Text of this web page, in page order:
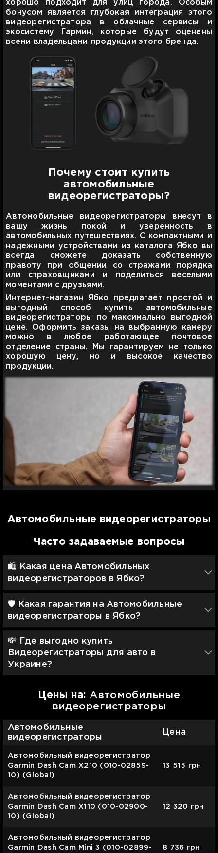
хорошо подходит для улиц города. Особым
бонусом является глубокая интеграция этого
видеорегистратора в облачные сервисы и
экосистему Гармин, которые будут оценены
всеми владельцами продукции этого бренда.
Почему стоит купить
автомобильные
видеорегистраторы?
Автомобильные видеорегистраторы внесут в
вашу жизнь покой и уверенность в
автомобильных путешествиях. С компактными и
надежными устройствами из каталога Ябко вы
всегда сможете доказать собственную
правоту при общении со стражами порядка
или страховщиками и поделиться веселыми
моментами с друзьями.
Интернет-магазин Ябко предлагает простой и
выгодный способ купить автомобильные
видеорегистраторы по максимально выгодной
цене. Оформить заказы на выбранную камеру
можно в любое работающее почтовое
отделение страны. Мы гарантируем не только
хорошую цену, но и высокое качество
продукции.
Автомобильные видеорегистраторы
Часто задаваемые вопросы
🛍️ Какая цена Автомобильных
видеорегистраторов в Ябко?
🛡 Какая гарантия на Автомобильные
видеорегистраторы в Ябко?
💸 Где выгодно купить
Видеорегистраторы для авто в
Украине?
Цены на: Автомобильные
видеорегистраторы
Автомобильные
видеорегистраторы
Цена
Автомобильный видеорегистратор
Garmin Dash Cam X210 (010-02859-
10) (Global)
13 515 грн
Автомобильный видеорегистратор
Garmin Dash Cam X110 (010-02900-
10) (Global)
12 320 грн
Автомобильный видеорегистратор
Garmin Dash Cam Mini 3 (010-02899-
8 736 грн